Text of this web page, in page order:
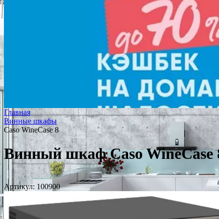
Главная
Винные шкафы
Caso WineCase 8
Винный шкаф Caso WineCase
Артикул: 100900